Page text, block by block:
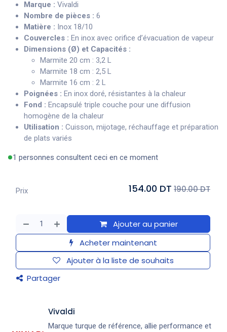
Marque : Vivaldi
Nombre de pièces : 6
Matière : Inox 18/10
Couvercles : En inox avec orifice d’évacuation de vapeur
Dimensions (Ø) et Capacités :
Marmite 20 cm : 3,2 L
Marmite 18 cm : 2,5 L
Marmite 16 cm : 2 L
Poignées : En inox doré, résistantes à la chaleur
Fond : Encapsulé triple couche pour une diffusion
homogène de la chaleur
Utilisation : Cuisson, mijotage, réchauffage et préparation
de plats variés
1 personnes consultent ceci en ce moment
Ajouter au panier
Acheter maintenant
Ajouter à la liste de souhaits
Partager
Prix 154.00 DT 190.00 DT
Vivaldi
Marque turque de référence, allie performance et